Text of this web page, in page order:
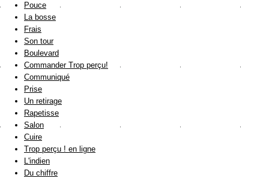
Pouce
La bosse
Frais
Son tour
Boulevard
Commander Trop perçu!
Communiqué
Prise
Un retirage
Rapetisse
Salon
Cuire
Trop perçu ! en ligne
L'indien
Du chiffre